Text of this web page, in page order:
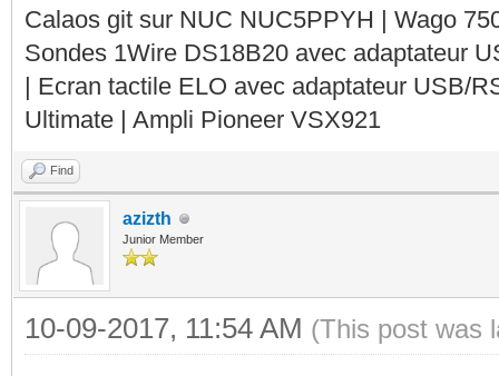
Calaos git sur NUC NUC5PPYH | Wago
Sondes 1Wire DS18B20 avec adaptateur
| Ecran tactile ELO avec adaptateur USB/
Ultimate | Ampli Pioneer VSX921
Find
azizth
Junior Member
10-09-2017, 11:54 AM (This post was